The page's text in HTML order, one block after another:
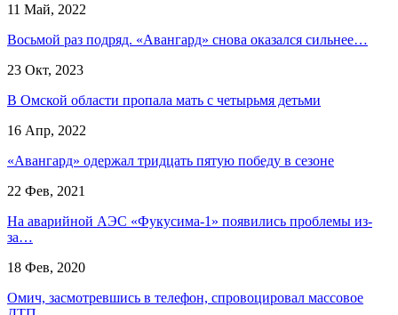
11 Май, 2022
Восьмой раз подряд. «Авангард» снова оказался сильнее…
23 Окт, 2023
В Омской области пропала мать с четырьмя детьми
16 Апр, 2022
«Авангард» одержал тридцать пятую победу в сезоне
22 Фев, 2021
На аварийной АЭС «Фукусима-1» появились проблемы из-
за…
18 Фев, 2020
Омич, засмотревшись в телефон, спровоцировал массовое